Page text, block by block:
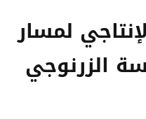
لمسار
الزرنوجي